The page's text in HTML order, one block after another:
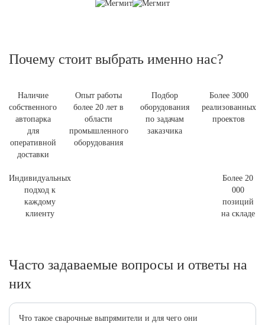
Почему стоит выбрать именно нас?
Наличие
собственного
автопарка
для
оперативной
доставки
Опыт работы
более 20 лет в
области
промышленного
оборудования
Подбор
оборудования
по задачам
заказчика
Более 3000
реализованных
проектов
Индивидуальных
подход к
каждому
клиенту
Более 20
000
позиций
на складе
Часто задаваемые вопросы и ответы на
них
Что такое сварочные выпрямители и для чего они